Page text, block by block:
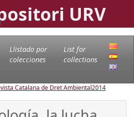
URV
Llistado por
colecciones
List for
collections
Catalana de Dret Ambiental2014